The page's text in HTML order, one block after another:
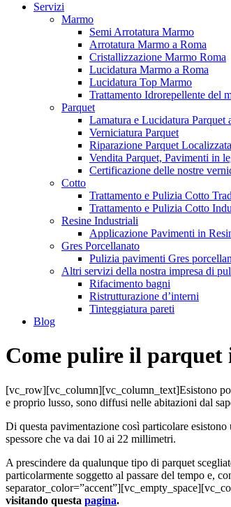
Servizi
Marmo
Semi Arrotatura Marmo
Arrotatura Marmo a Roma
Cristallizzazione Marmo Roma
Lucidatura Marmo a Roma
Lucidatura Top Marmo
Trattamento Idrorepellente del
Parquet
Lamatura e Lucidatura Parquet
Verniciatura Parquet
Riparazione Parquet Localizzata
Vendita Parquet, Pavimenti in
Certificazione delle nostre
Cotto
Trattamento e Pulizia Cotto
Trattamento e Pulizia Cotto
Resine Industriali
Applicazione Pavimenti in
Gres Porcellanato
Pulizia pavimenti Gres
Altri servizi della nostra impresa di
Rifacimento bagni
Ristrutturazione d’interni
Tinteggiatura pareti
Blog
Come pulire il parquet
[vc_row][vc_column][vc_column_text]Esistono
e proprio lusso, sono diffusi nelle abitazioni dal
Di questa pavimentazione così particolare
spessore che va dai 10 ai 22 millimetri.
A prescindere da qualunque tipo di parquet
particolarmente soggetto al passare del tempo e,
visitando questa pagina.